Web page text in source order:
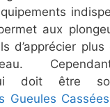
aux
d’apprécier
doit être
Gueules Cassées